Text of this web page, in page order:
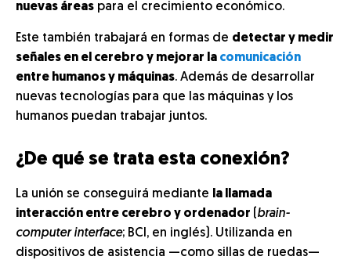
nuevas áreas para el crecimiento económico.
Este también trabajará en formas de detectar y medir
señales en el cerebro y mejorar la comunicación
entre humanos y máquinas. Además de desarrollar
nuevas tecnologías para que las máquinas y los
humanos puedan trabajar juntos.
¿De qué se trata esta conexión?
La unión se conseguirá mediante
la llamada
interacción entre cerebro y ordenador (brain-
computer interface; BCI, en inglés). Utilizanda en
dispositivos de asistencia —como sillas de ruedas—